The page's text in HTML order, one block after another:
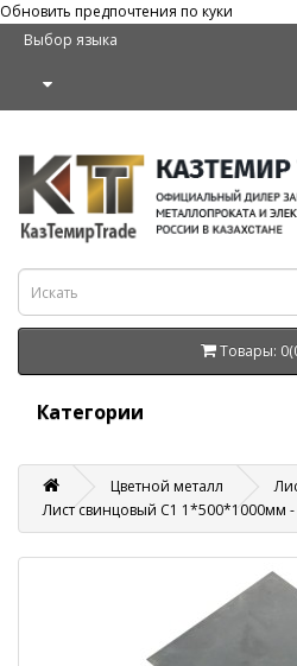
Обновить предпочтения по куки
Выбор языка
Товары:
Категории
Цветной металл
Лист свинцовый С1 1*500*1000мм